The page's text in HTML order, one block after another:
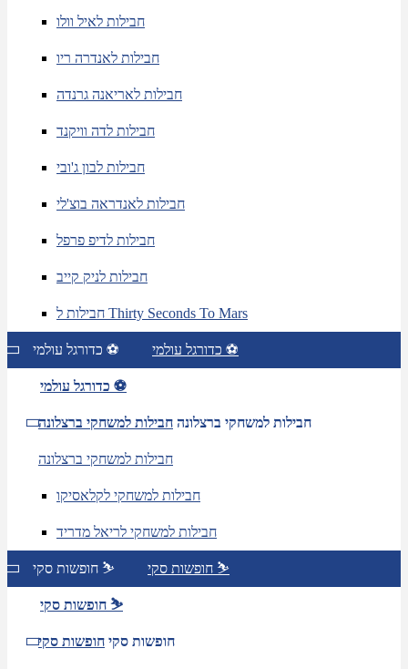
חבילות לאיל וולו
חבילות לאנדרה ריו
חבילות לאריאנה גרנדה
חבילות לדה וויקנד
חבילות לבון ג'ובי
חבילות לאנדראה בוצ'לי
חבילות לדיפ פרפל
חבילות לניק קייב
חבילות ל Thirty Seconds To Mars
כדורגל עולמי ⚽ כדורגל עולמי ⚽
כדורגל עולמי ⚽
חבילות למשחקי ברצלונה חבילות למשחקי ברצלונה
חבילות למשחקי ברצלונה
חבילות למשחקי לקלאסיקו
חבילות למשחקי לריאל מדריד
חופשות סקי ⛷️ חופשות סקי ⛷️
חופשות סקי ⛷️
חופשות סקי חופשות סקי